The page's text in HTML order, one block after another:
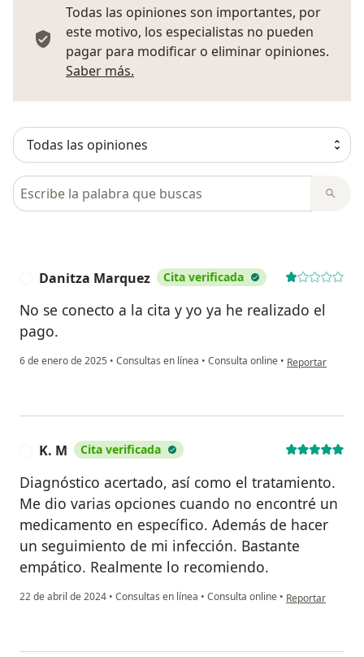
Todas las opiniones son importantes, por
este motivo, los especialistas no pueden
pagar para modificar o eliminar opiniones.
Saber más.
Busca en opiniones
Danitza Marquez Cita verificada
No se conecto a la cita y yo ya he realizado el
pago.
6 de enero de 2025 • Consultas en línea • Consulta online • en opinión del
Reportar
K. M Cita verificada
Diagnóstico acertado, así como el tratamiento.
Me dio varias opciones cuando no encontré un
medicamento en específico. Además de hacer
un seguimiento de mi infección. Bastante
empático. Realmente lo recomiendo.
22 de abril de 2024 • Consultas en línea • Consulta online • en opinión del
Reportar